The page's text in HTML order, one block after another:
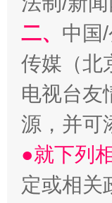
千年
二、 中国
传媒（北
电视台友
源，并可
●就下列
定或相关